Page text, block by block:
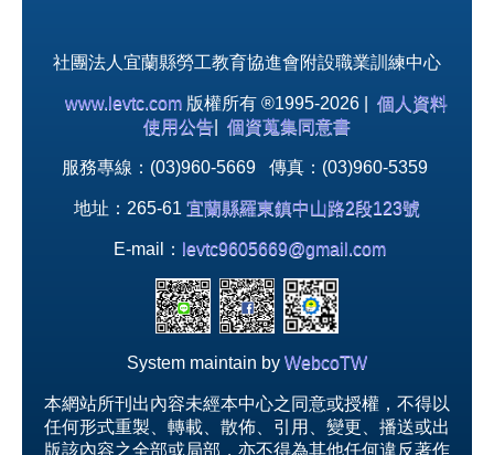
社團法人宜蘭縣勞工教育協進會附設職業訓練中心
www.levtc.com 版權所有 ®1995-2026 | 個人資料
使用公告
個資蒐集同意書
服務專線：(03)960-5669 傳真：(03)960-5359
地址：265-61 宜蘭縣羅東鎮中山路2段123號
E-mail： levtc9605669@gmail.com
System maintain by WebcoTW
本網站所刊出內容未經本中心之同意或授權，不得以
任何形式重製、轉載、散佈、引用、變更、播送或出
版該內容之全部或局部，亦不得為其他任何違反著作